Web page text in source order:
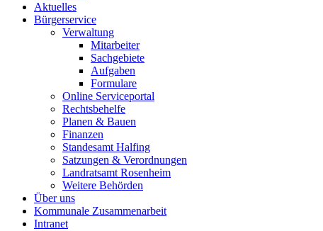
Aktuelles
Bürgerservice
Verwaltung
Mitarbeiter
Sachgebiete
Aufgaben
Formulare
Online Serviceportal
Rechtsbehelfe
Planen & Bauen
Finanzen
Standesamt Halfing
Satzungen & Verordnungen
Landratsamt Rosenheim
Weitere Behörden
Über uns
Kommunale Zusammenarbeit
Intranet